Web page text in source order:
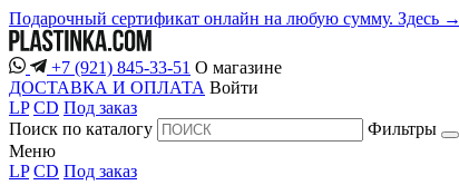
Подарочный сертификат онлайн на любую сумму. Здесь →
+7 (921) 845-33-51 О магазине
ДОСТАВКА И ОПЛАТА Войти
LP CD Под заказ
Поиск по каталогу
Фильтры
Меню
LP CD Под заказ